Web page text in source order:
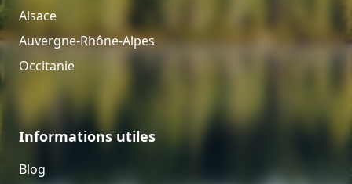
Alsace
Auvergne-Rhône-Alpes
Occitanie
Informations utiles
Blog